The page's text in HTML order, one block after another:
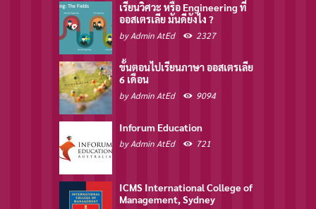
เรียนวิศวะ หรือ Engineering ที่
ออสเตรเลีย มันดียังไง ?
byAdmin AtEd 2327
ขั้นตอนไปเรียนภาษา ออสเตรเลีย
6 เดือน
byAdmin AtEd 9094
Inforum Education
byAdmin AtEd 721
ICMS International College of
Management, Sydney